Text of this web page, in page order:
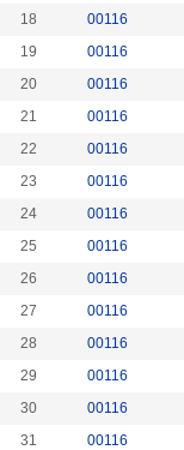
18
00116
19
00116
20
00116
21
00116
22
00116
23
00116
24
00116
25
00116
26
00116
27
00116
28
00116
29
00116
30
00116
31
00116